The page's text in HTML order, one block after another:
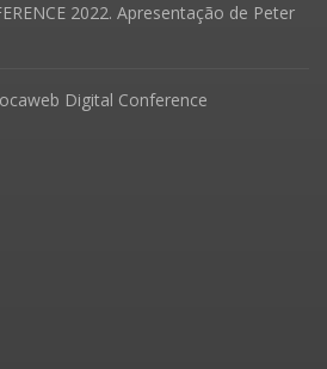
2022. Apresentação de Peter
Digital Conference